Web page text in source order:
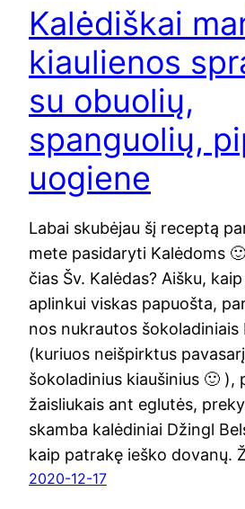
Kalėdiškai
kiaulienos
su obuolių,
spanguolių,
uogiene
Labai sku­bė­jau šį recep­tą
me­te pasi­da­ry­ti Kalėdoms
čias Šv. Kalė­das? Aiš­ku,
aplin­kui vis­kas papuoš­ta,
nos nukrau­tos šoko­la­di­niais
(kuriuos neiš­pirk­tus
šoko­la­di­nius kiau­ši­nius 🙂 ),
žai­sliu­kais ant eglu­tės,
skam­ba kalė­di­niai Džingl
kaip patra­kę ieš­ko dova­nų.
2020-12-17